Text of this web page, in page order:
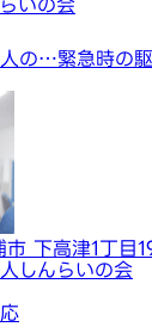
いの会
人の…緊急時の
市 下高津1丁目
しんらいの会